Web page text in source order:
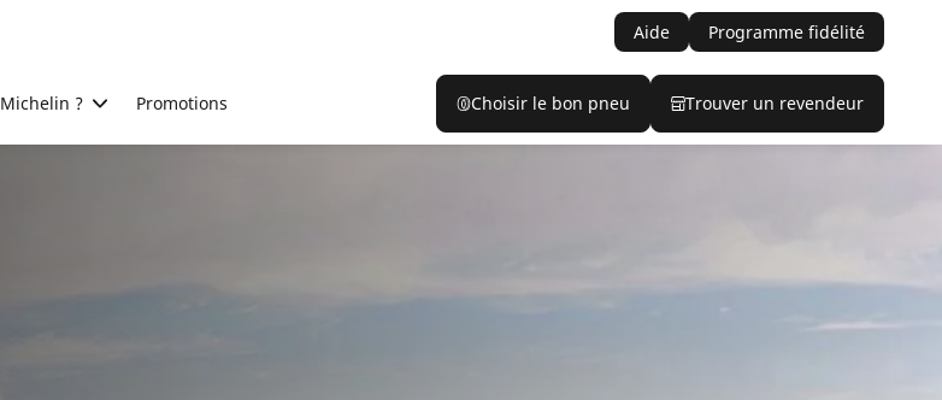
Aide Programme fidélité
? Promotions Choisir le bon pneu Trouver un revendeur